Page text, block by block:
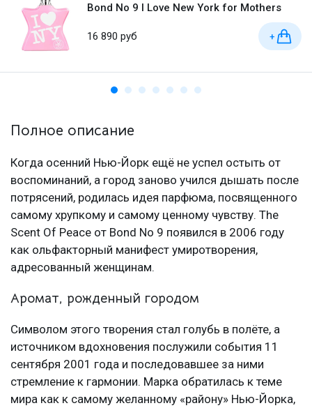
Bond No 9 I Love New York for Mothers
16 890 руб +
Полное описание
Когда осенний Нью-Йорк ещё не успел остыть от
воспоминаний, а город заново учился дышать после
потрясений, родилась идея парфюма, посвященного
самому хрупкому и самому ценному чувству. The
Scent Of Peace от Bond No 9 появился в 2006 году
как ольфакторный манифест умиротворения,
адресованный женщинам.
Аромат, рожденный городом
Символом этого творения стал голубь в полёте, а
источником вдохновения послужили события 11
сентября 2001 года и последовавшее за ними
стремление к гармонии. Марка обратилась к теме
мира как к самому желанному «району» Нью-Йорка,